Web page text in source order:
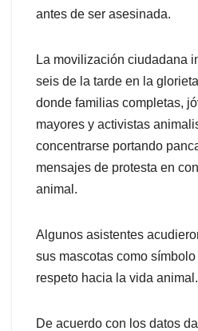
antes de ser asesinada.
La movilización ciudadana
seis de la tarde en la
donde familias completas,
mayores y activistas
concentrarse portando
mensajes de protesta en
animal.
Algunos asistentes
sus mascotas como
respeto hacia la vida animal.
De acuerdo con los datos